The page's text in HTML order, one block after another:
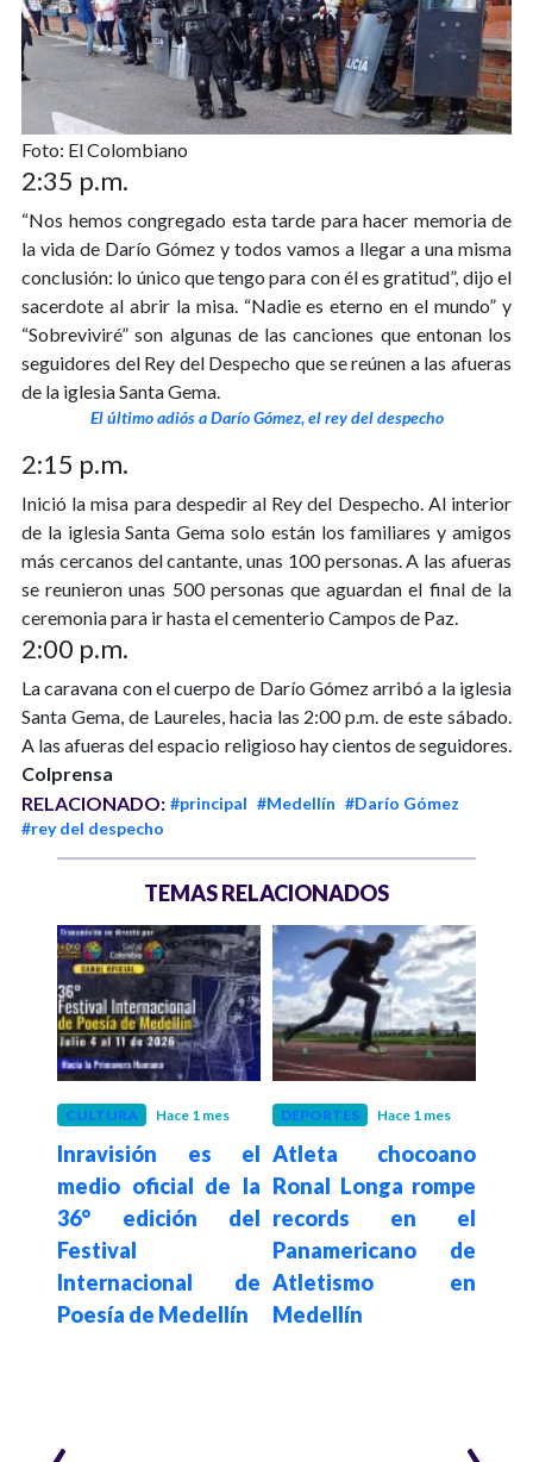
Foto: El Colombiano
2:35 p.m.
“Nos hemos congregado esta tarde para hacer memoria de
la vida de Darío Gómez y todos vamos a llegar a una misma
conclusión: lo único que tengo para con él es gratitud”, dijo el
sacerdote al abrir la misa. “Nadie es eterno en el mundo” y
“Sobreviviré” son algunas de las canciones que entonan los
seguidores del Rey del Despecho que se reúnen a las afueras
de la iglesia Santa Gema.
El último adiós a Darío Gómez, el rey del despecho
2:15 p.m.
Inició la misa para despedir al Rey del Despecho. Al interior
de la iglesia Santa Gema solo están los familiares y amigos
más cercanos del cantante, unas 100 personas. A las afueras
se reunieron unas 500 personas que aguardan el final de la
ceremonia para ir hasta el cementerio Campos de Paz.
2:00 p.m.
La caravana con el cuerpo de Darío Gómez arribó a la iglesia
Santa Gema, de Laureles, hacia las 2:00 p.m. de este sábado.
A las afueras del espacio religioso hay cientos de seguidores.
Colprensa
RELACIONADO: #principal #Medellín #Darío Gómez
#rey del despecho
TEMAS RELACIONADOS
CULTURA Hace 1 mes
Inravisión es el
medio oficial de la
36° edición del
Festival
Internacional de
Poesía de Medellín
DEPORTES Hace 1 mes
Atleta chocoano
Ronal Longa rompe
records en el
Panamericano de
Atletismo en
Medellín